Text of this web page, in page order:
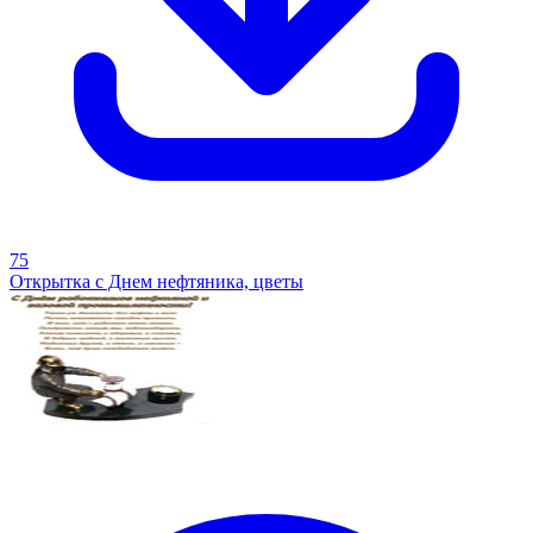
75
Открытка с Днем нефтяника, цветы